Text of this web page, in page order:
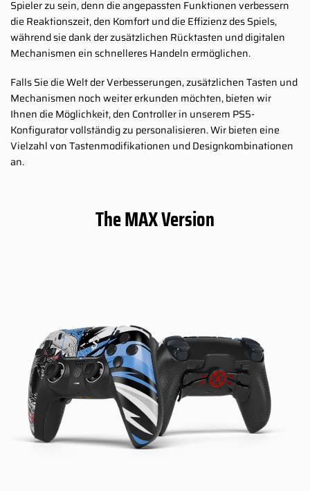
Spieler zu sein, denn die angepassten Funktionen verbessern
die Reaktionszeit, den Komfort und die Effizienz des Spiels,
während sie dank der zusätzlichen Rücktasten und digitalen
Mechanismen ein schnelleres Handeln ermöglichen.
Falls Sie die Welt der Verbesserungen, zusätzlichen Tasten und
Mechanismen noch weiter erkunden möchten, bieten wir
Ihnen die Möglichkeit, den Controller in unserem PS5-
Konfigurator vollständig zu personalisieren. Wir bieten eine
Vielzahl von Tastenmodifikationen und Designkombinationen
an.
The MAX Version